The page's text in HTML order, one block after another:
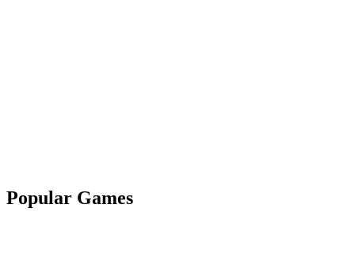
Popular Games